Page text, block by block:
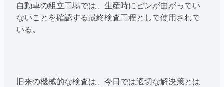
自動車の組立工場では、生産時にピンが曲がってい
ないことを確認する最終検査工程として使用されて
いる。
旧来の機械的な検査は、今日では適切な解決策とは